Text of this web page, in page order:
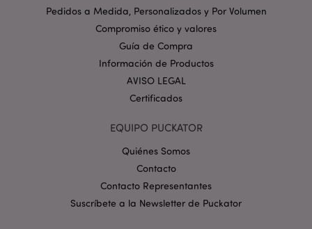
Pedidos a Medida, Personalizados y Por Volumen
Compromiso ético y valores
Guía de Compra
Información de Productos
AVISO LEGAL
Certificados
EQUIPO PUCKATOR
Quiénes Somos
Contacto
Contacto Representantes
Suscríbete a la Newsletter de Puckator
Nombre
Provider/
Política de privacidad de
Google.